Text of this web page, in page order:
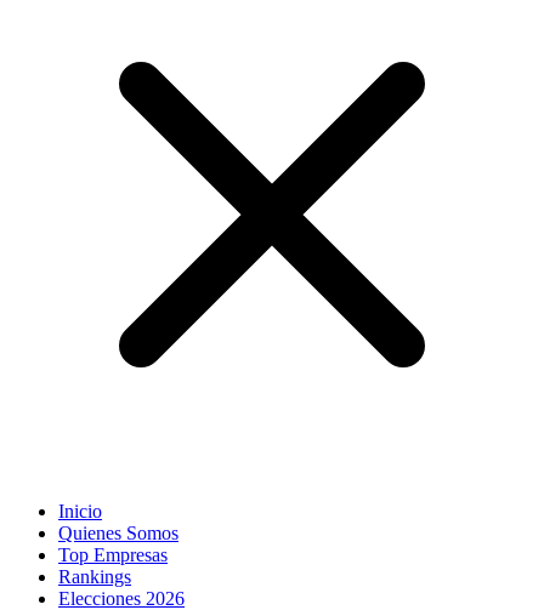
Inicio
Quienes Somos
Top Empresas
Rankings
Elecciones 2026